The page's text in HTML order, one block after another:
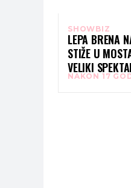
SHOWBIZ
LEPA BRENA
STIŽE U
VELIKI
NAKON 17